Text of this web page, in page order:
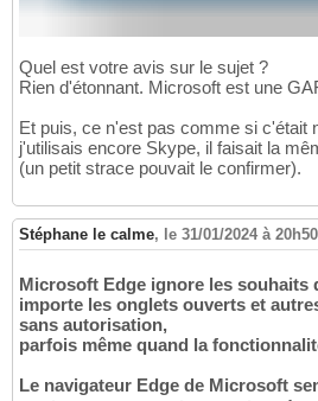
Quel est votre avis sur le sujet ?
Rien d'étonnant. Microsoft est une
Et puis, ce n'est pas comme si c'était
j'utilisais encore Skype, il faisait la
(un petit strace pouvait le confirmer).
Stéphane le calme, le 31/01/2024 à 20h50
Microsoft Edge ignore les souhaits
importe les onglets ouverts et
sans autorisation,
parfois même quand la
Le navigateur Edge de Microsoft